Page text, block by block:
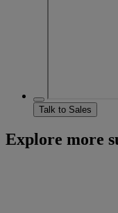
Talk to Sales
Explore more